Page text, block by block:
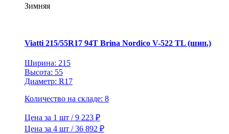
82T
522
TL
(шип.)
Зимняя
Viatti 215/55R17 94T Brina Nordico V-522 TL (шип.)
Ширина: 215
Высота: 55
Диаметр: R17
Количество на складе: 8
Цена за 1 шт / 9 223 ₽
Цена за 4 шт / 36 892 ₽